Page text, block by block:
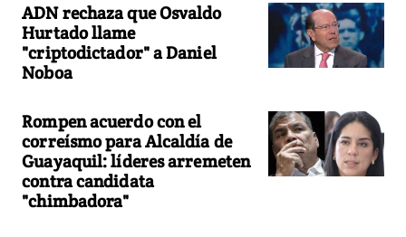
ADN rechaza que Osvaldo
Hurtado llame
"criptodictador" a Daniel
Noboa
Rompen acuerdo con el
correísmo para Alcaldía de
Guayaquil: líderes arremeten
contra candidata
"chimbadora"